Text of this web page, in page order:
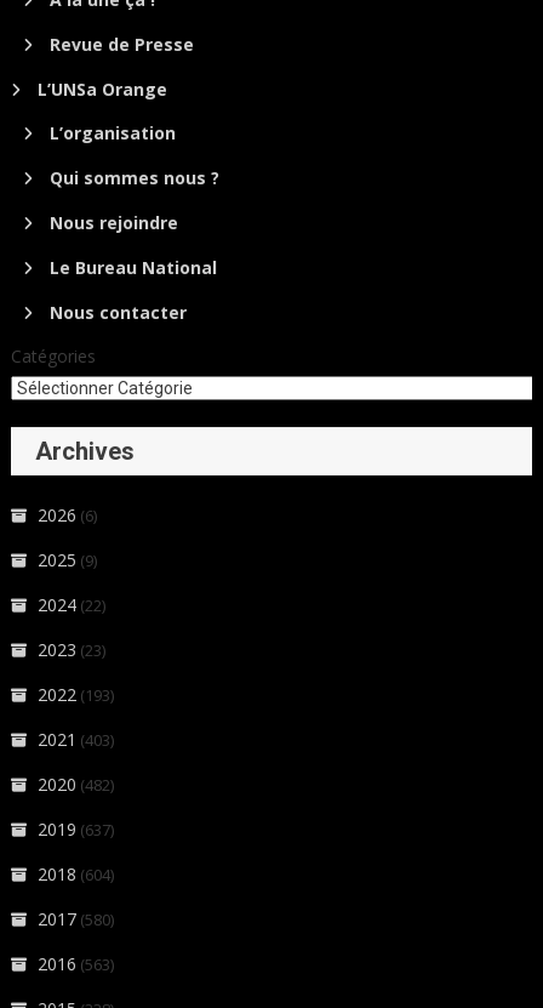
Revue de Presse
L’UNSa Orange
L’organisation
Qui sommes nous ?
Nous rejoindre
Le Bureau National
Nous contacter
Catégories
Archives
2026 (6)
2025 (9)
2024 (22)
2023 (23)
2022 (193)
2021 (403)
2020 (482)
2019 (637)
2018 (604)
2017 (580)
2016 (563)